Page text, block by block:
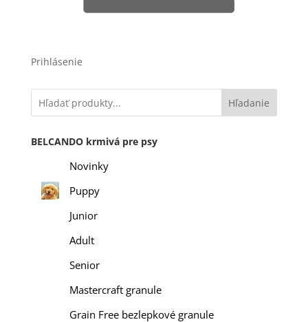
Prihlásenie
Hľadanie
BELCANDO krmivá pre psy
Novinky
Puppy
Junior
Adult
Senior
Mastercraft granule
Grain Free bezlepkové granule